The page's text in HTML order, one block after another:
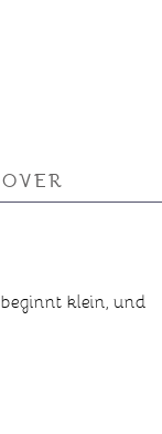
klein, und